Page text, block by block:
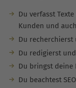
Du verfasst
Kunden und
Du recherchierst
Du redigierst
Du bringst
Du beachtest